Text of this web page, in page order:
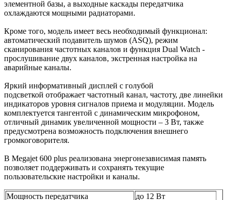
элементной базы, а выходные каскады передатчика
охлаждаются мощными радиаторами.
Кроме того, модель имеет весь необходимый функционал:
автоматический подавитель шумов (ASQ), режим
сканирования частотных каналов и функция Dual Watch -
прослушивание двух каналов, экстренная настройка на
аварийные каналы.
Яркий информативный дисплей с голубой
подсветкой отображает частотный канал, частоту, две линейки
индикаторов уровня сигналов приема и модуляции. Модель
комплектуется тангентой с динамическим микрофоном,
отличный динамик увеличенной мощности – 3 Вт, также
предусмотрена возможность подключения внешнего
громкоговорителя.
В Megajet 600 plus реализована энергонезависимая память
позволяет поддерживать и сохранять текущие
пользовательские настройки и каналы.
Мощность передатчика до 12 Вт